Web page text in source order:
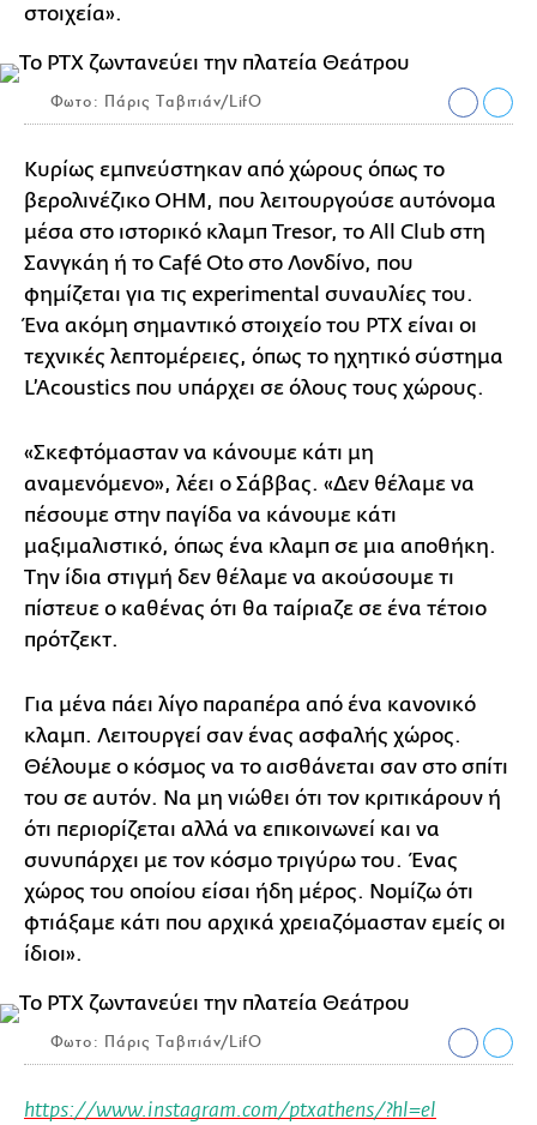
στοιχεία».
Φωτο: Πάρις Ταβιτιάν/LifO
Κυρίως εμπνεύστηκαν από χώρους όπως το
βερολινέζικο OHM, που λειτουργούσε αυτόνομα
μέσα στο ιστορικό κλαμπ Tresor, το All Club στη
Σανγκάη ή το Café Oto στο Λονδίνο, που
φημίζεται για τις experimental συναυλίες του.
Ένα ακόμη σημαντικό στοιχείο του PTX είναι οι
τεχνικές λεπτομέρειες, όπως το ηχητικό σύστημα
L’Acoustics που υπάρχει σε όλους τους χώρους.
«Σκεφτόμασταν να κάνουμε κάτι μη
αναμενόμενο», λέει ο Σάββας. «Δεν θέλαμε να
πέσουμε στην παγίδα να κάνουμε κάτι
μαξιμαλιστικό, όπως ένα κλαμπ σε μια αποθήκη.
Την ίδια στιγμή δεν θέλαμε να ακούσουμε τι
πίστευε ο καθένας ότι θα ταίριαζε σε ένα τέτοιο
πρότζεκτ.
Για μένα πάει λίγο παραπέρα από ένα κανονικό
κλαμπ. Λειτουργεί σαν ένας ασφαλής χώρος.
Θέλουμε ο κόσμος να το αισθάνεται σαν στο σπίτι
του σε αυτόν. Να μη νιώθει ότι τον κριτικάρουν ή
ότι περιορίζεται αλλά να επικοινωνεί και να
συνυπάρχει με τον κόσμο τριγύρω του. Ένας
χώρος του οποίου είσαι ήδη μέρος. Νομίζω ότι
φτιάξαμε κάτι που αρχικά χρειαζόμασταν εμείς οι
ίδιοι».
Φωτο: Πάρις Ταβιτιάν/LifO
https://www.instagram.com/ptxathens/?hl=el